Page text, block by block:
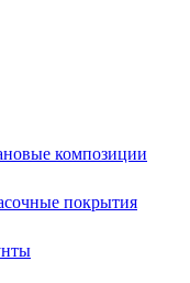
композиции
покрытия